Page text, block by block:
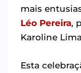
mais
Léo Pereira,
Karoline
Esta